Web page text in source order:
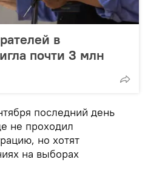
в
почти 3 млн
последний день
не проходил
но хотят
на выборах